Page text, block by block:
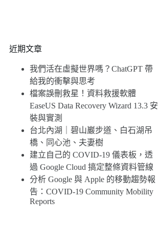
近期文章
我們活在虛擬世界嗎？ChatGPT 帶
給我的衝擊與思考
檔案誤刪救星！資料救援軟體
EaseUS Data Recovery Wizard 13.3 安
裝與實測
台北內湖｜碧山巖步道、白石湖吊
橋、同心池、夫妻樹
建立自己的 COVID-19 儀表板，透
過 Google Cloud 搞定整條資料管線
分析 Google 與 Apple 的移動趨勢報
告：COVID-19 Community Mobility
Reports